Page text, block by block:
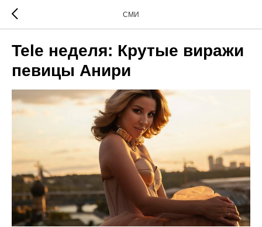
СМИ
Tele неделя: Крутые виражи
певицы Анири